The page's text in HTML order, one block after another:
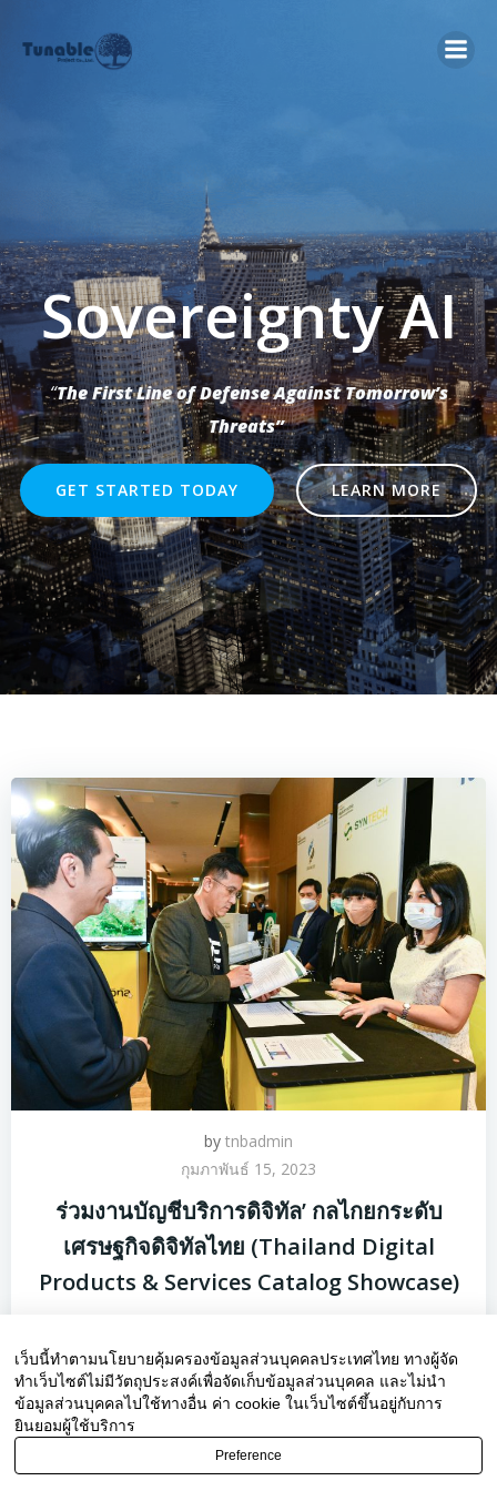
Sovereignty AI
“The First Line of Defense Against Tomorrow’s
Threats”
GET STARTED TODAY LEARN MORE
by tnbadmin
กุมภาพันธ์ 15, 2023
ร่วมงานบัญชีบริการดิจิทัล’ กลไกยกระดับ
เศรษฐกิจดิจิทัลไทย (Thailand Digital
Products & Services Catalog Showcase)
0 read more
for:
เว็บนี้ทำตามนโยบายคุ้มครองข้อมูลส่วนบุคคลประเทศไทย ทางผู้จัด
ทำเว็บไซต์ไม่มีวัตถุประสงค์เพื่อจัดเก็บข้อมูลส่วนบุคคล และไม่นำ
ข้อมูลส่วนบุคคลไปใช้ทางอื่น ค่า cookie ในเว็บไซต์ขึ้นอยู่กับการ
ยินยอมผู้ใช้บริการ
Preference